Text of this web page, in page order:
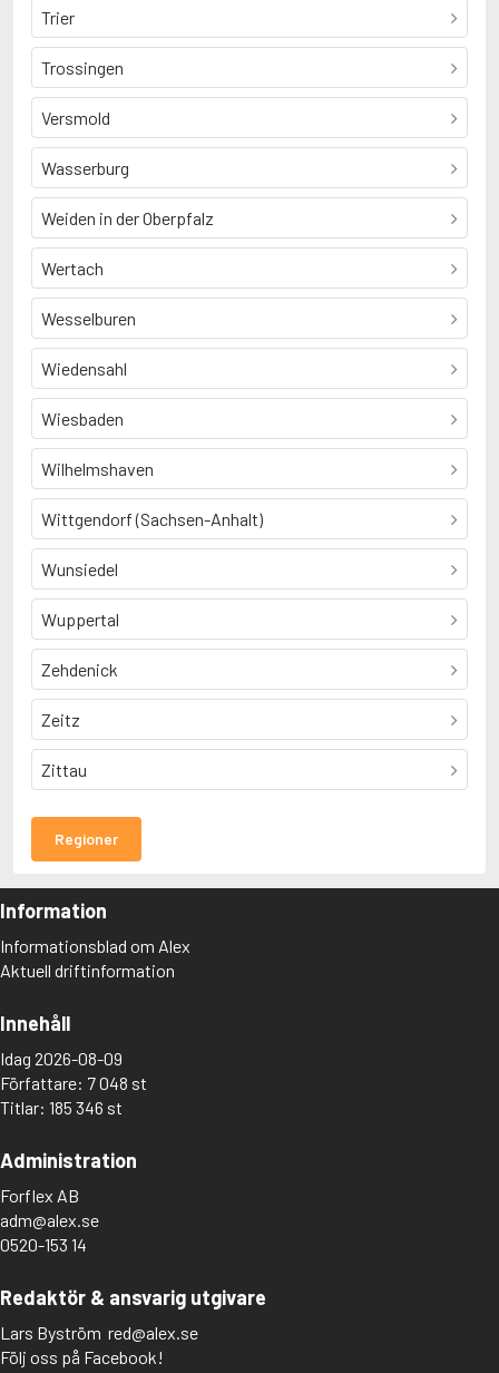
Trier
Trossingen
Versmold
Wasserburg
Weiden in der Oberpfalz
Wertach
Wesselburen
Wiedensahl
Wiesbaden
Wilhelmshaven
Wittgendorf (Sachsen-Anhalt)
Wunsiedel
Wuppertal
Zehdenick
Zeitz
Zittau
Regioner
Information
Informationsblad om Alex
Aktuell driftinformation
Innehåll
Idag 2026-08-09
Författare: 7 048 st
Titlar: 185 346 st
Administration
Forflex AB
adm@alex.se
0520-153 14
Redaktör & ansvarig utgivare
Lars Byström red@alex.se
Följ oss på Facebook!